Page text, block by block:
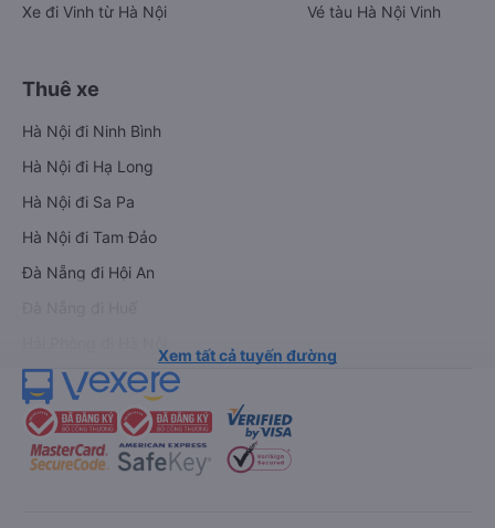
Xe đi Vinh từ Hà Nội
Vé tàu Hà Nội Vinh
Thuê xe
Hà Nội đi Ninh Bình
Hà Nội đi Hạ Long
Hà Nội đi Sa Pa
Hà Nội đi Tam Đảo
Đà Nẵng đi Hội An
Xem tất cả tuyến đường